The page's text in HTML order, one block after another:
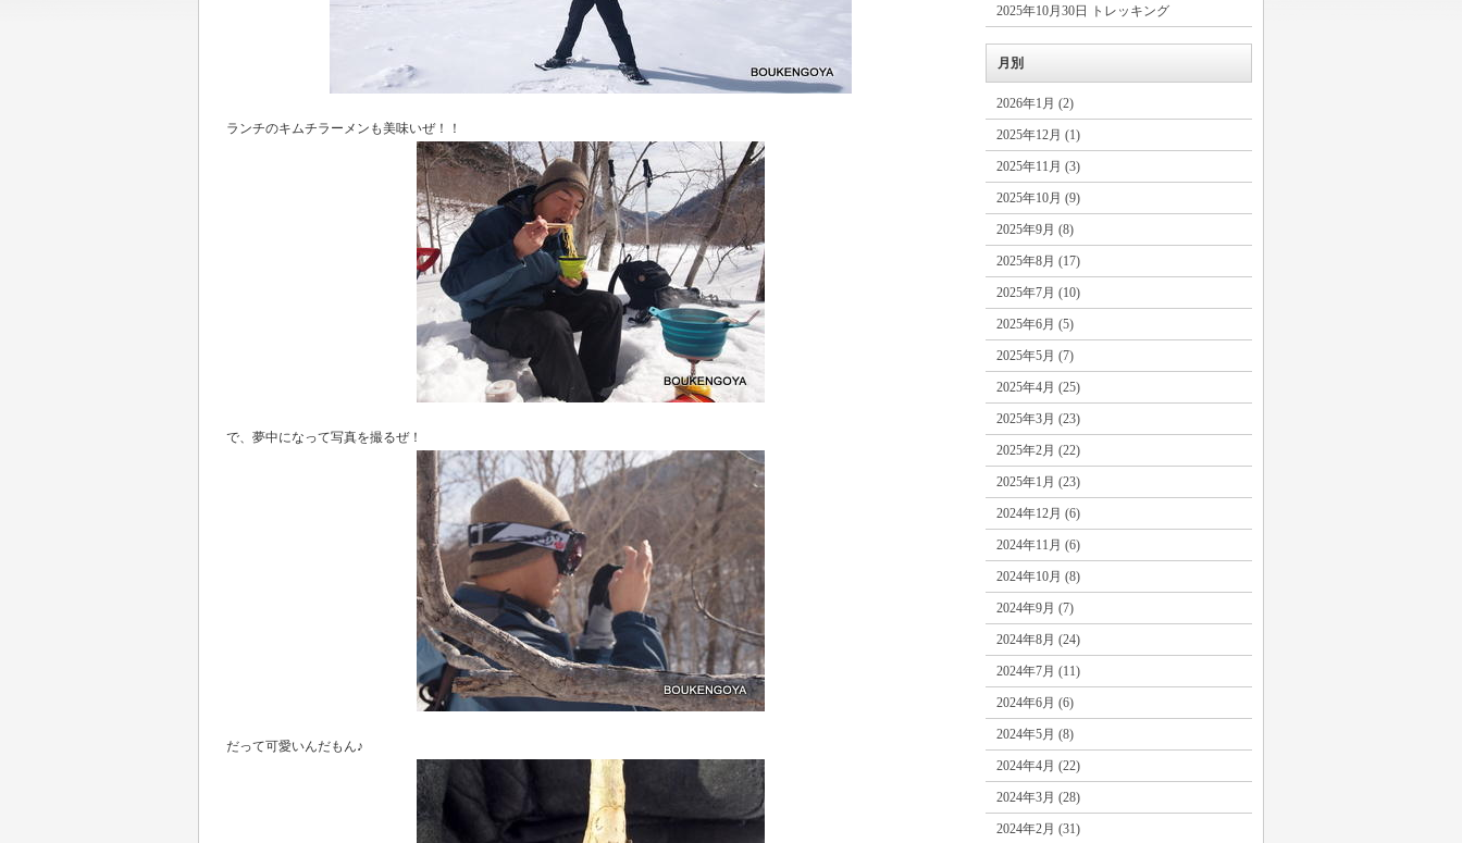
ランチのキムチラーメンも美味いぜ！！
で、夢中になって写真を撮るぜ！
だって可愛いんだもん♪
2025年10月30日 トレッキング
月別
2026年1月 (2)
2025年12月 (1)
2025年11月 (3)
2025年10月 (9)
2025年9月 (8)
2025年8月 (17)
2025年7月 (10)
2025年6月 (5)
2025年5月 (7)
2025年4月 (25)
2025年3月 (23)
2025年2月 (22)
2025年1月 (23)
2024年12月 (6)
2024年11月 (6)
2024年10月 (8)
2024年9月 (7)
2024年8月 (24)
2024年7月 (11)
2024年6月 (6)
2024年5月 (8)
2024年4月 (22)
2024年3月 (28)
2024年2月 (31)